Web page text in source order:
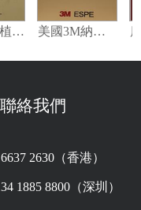
聯絡我們
2630（香港）
1885 8800（深圳）